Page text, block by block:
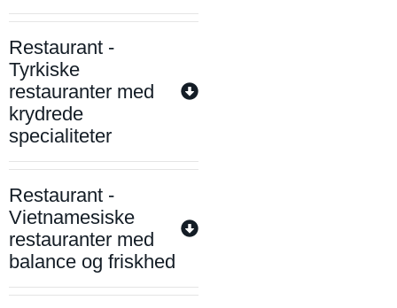
Restaurant -
Tyrkiske
restauranter med
krydrede
specialiteter
Restaurant -
Vietnamesiske
restauranter med
balance og friskhed